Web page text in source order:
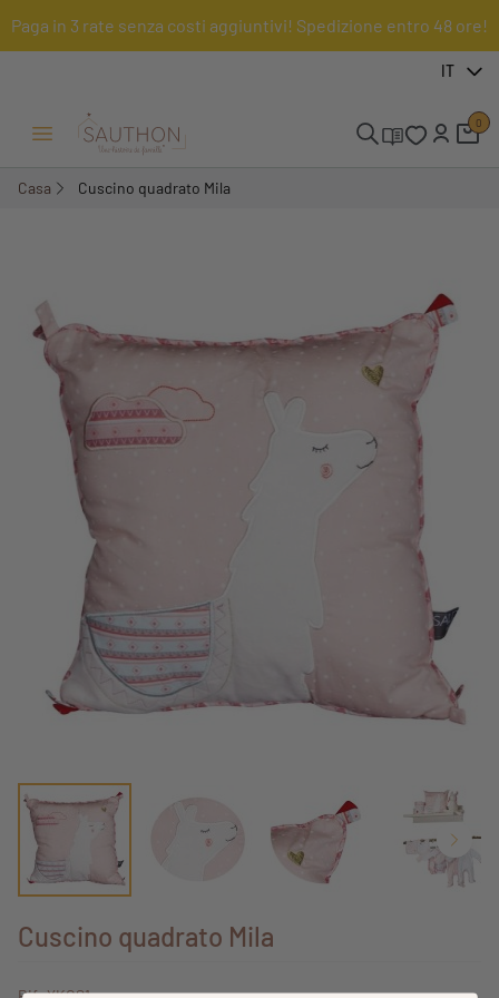
Paga in 3 rate senza costi aggiuntivi! Spedizione entro 48 ore!
IT
Menu Apri/Chiudi
0
Casa Cuscino quadrato Mila
-62,21%
Cuscino quadrato Mila